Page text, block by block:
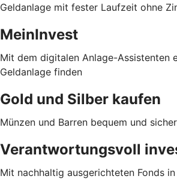
Geldanlage mit fester Laufzeit ohne
MeinInvest
Mit dem digitalen Anlage-Assistenten
Geldanlage finden
Gold und Silber kaufen
Münzen und Barren bequem und
Verantwortungsvoll
Mit nachhaltig ausgerichteten Fonds